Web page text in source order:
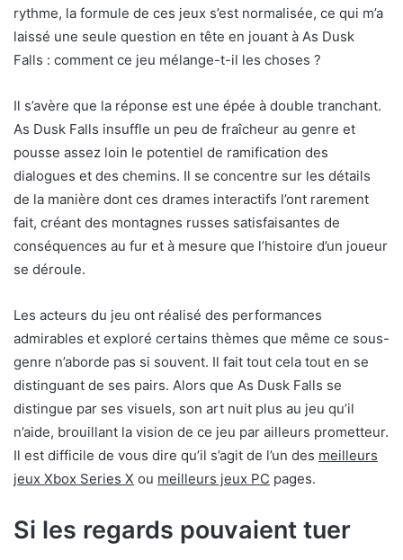
rythme, la formule de ces jeux s’est normalisée, ce qui m’a
laissé une seule question en tête en jouant à As Dusk
Falls : comment ce jeu mélange-t-il les choses ?
Il s’avère que la réponse est une épée à double tranchant.
As Dusk Falls insuffle un peu de fraîcheur au genre et
pousse assez loin le potentiel de ramification des
dialogues et des chemins. Il se concentre sur les détails
de la manière dont ces drames interactifs l’ont rarement
fait, créant des montagnes russes satisfaisantes de
conséquences au fur et à mesure que l’histoire d’un joueur
se déroule.
Les acteurs du jeu ont réalisé des performances
admirables et exploré certains thèmes que même ce sous-
genre n’aborde pas si souvent. Il fait tout cela tout en se
distinguant de ses pairs. Alors que As Dusk Falls se
distingue par ses visuels, son art nuit plus au jeu qu’il
n’aide, brouillant la vision de ce jeu par ailleurs prometteur.
Il est difficile de vous dire qu’il s’agit de l’un des meilleurs
jeux Xbox Series X ou meilleurs jeux PC pages.
Si les regards pouvaient tuer